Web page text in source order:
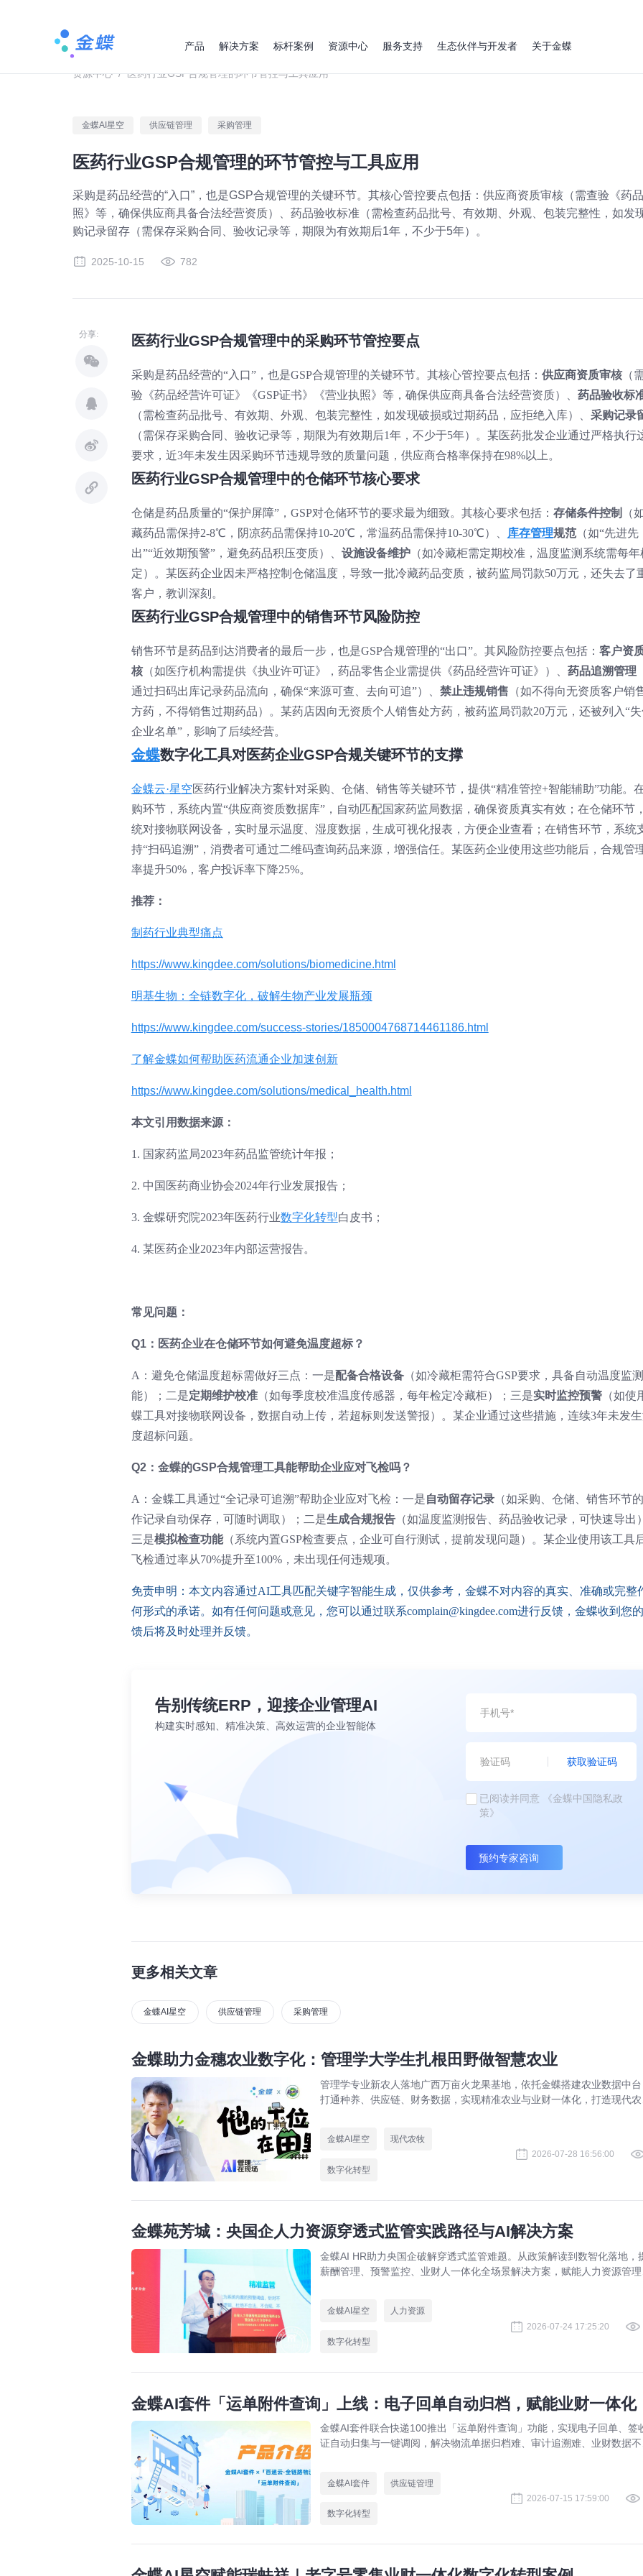
产品 解决方案 标杆案例 资源中心 服务支持 生态伙伴与开发者 关于金蝶
资源中心 / 医药行业GSP合规管理的环节管控与工具应用
金蝶AI星空 供应链管理 采购管理
医药行业GSP合规管理的环节管控与工具应用
采购是药品经营的“入口”，也是GSP合规管理的关键环节。其核心管控要点包括：供应商资质审核（需查验《药
照》等，确保供应商具备合法经营资质）、药品验收标准（需检查药品批号、有效期、外观、包装完整性，如发
购记录留存（需保存采购合同、验收记录等，期限为有效期后1年，不少于5年）。
2025-10-15 782
分享: 医药行业GSP合规管理中的采购环节管控要点
采购是药品经营的“入口”，也是GSP合规管理的关键环节。其核心管控要点包括： 供应商资质审核（
验《药品经营许可证》《GSP证书》《营业执照》等，确保供应商具备合法经营资质）、 药品验收标
（需检查药品批号、有效期、外观、包装完整性，如发现破损或过期药品，应拒绝入库）、 采购记录
（需保存采购合同、验收记录等，期限为有效期后1年，不少于5年）。某医药批发企业通过严格执行
要求，近3年未发生因采购环节违规导致的质量问题，供应商合格率保持在98%以上。
医药行业GSP合规管理中的仓储环节核心要求
仓储是药品质量的“保护屏障”，GSP对仓储环节的要求最为细致。其核心要求包括： 存储条件控制
（
藏药品需保持2-8℃，阴凉药品需保持10-20℃，常温药品需保持10-30℃）、
库存管理规范（如“先进先
出”“近效期预警”，避免药品积压变质）、 设施设备维护（如冷藏柜需定期校准，温度监测系统需每年
定）。某医药企业因未严格控制仓储温度，导致一批冷藏药品变质，被药监局罚款50万元，还失去了
客户，教训深刻。
医药行业GSP合规管理中的销售环节风险防控
销售环节是药品到达消费者的最后一步，也是GSP合规管理的“出口”。其风险防控要点包括： 客户资
核（如医疗机构需提供《执业许可证》，药品零售企业需提供《药品经营许可证》）、 药品追溯管理
通过扫码出库记录药品流向，确保“来源可查、去向可追”）、 禁止违规销售 （如不得向无资质客户销
方药，不得销售过期药品）。某药店因向无资质个人销售处方药，被药监局罚款20万元，还被列入“
企业名单”，影响了后续经营。
金蝶数字化工具对医药企业GSP合规关键环节的支撑
金蝶云·星空医药行业解决方案针对采购、仓储、销售等关键环节，提供“精准管控+智能辅助”功能。
购环节，系统内置“供应商资质数据库”，自动匹配国家药监局数据，确保资质真实有效；在仓储环节
统对接物联网设备，实时显示温度、湿度数据，生成可视化报表，方便企业查看；在销售环节，系统
持“扫码追溯”，消费者可通过二维码查询药品来源，增强信任。某医药企业使用这些功能后，合规管
率提升50%，客户投诉率下降25%。
推荐：
制药行业典型痛点
https://www.kingdee.com/solutions/biomedicine.html
明基生物：全链数字化，破解生物产业发展瓶颈
https://www.kingdee.com/success-stories/1850004768714461186.html
了解金蝶如何帮助医药流通企业加速创新
https://www.kingdee.com/solutions/medical_health.html
本文引用数据来源：
1. 国家药监局2023年药品监管统计年报；
2. 中国医药商业协会2024年行业发展报告；
3. 金蝶研究院2023年医药行业数字化转型白皮书；
4. 某医药企业2023年内部运营报告。
常见问题：
Q1：医药企业在仓储环节如何避免温度超标？
A：避免仓储温度超标需做好三点：一是配备合格设备（如冷藏柜需符合GSP要求，具备自动温度监
能）；二是定期维护校准（如每季度校准温度传感器，每年检定冷藏柜）；三是实时监控预警（如使
蝶工具对接物联网设备，数据自动上传，若超标则发送警报）。某企业通过这些措施，连续3年未发
度超标问题。
Q2：金蝶的GSP合规管理工具能帮助企业应对飞检吗？
A：金蝶工具通过“全记录可追溯”帮助企业应对飞检：一是自动留存记录（如采购、仓储、销售环节
作记录自动保存，可随时调取）；二是生成合规报告（如温度监测报告、药品验收记录，可快速导出
三是模拟检查功能（系统内置GSP检查要点，企业可自行测试，提前发现问题）。某企业使用该工具
飞检通过率从70%提升至100%，未出现任何违规项。
免责申明：本文内容通过AI工具匹配关键字智能生成，仅供参考，金蝶不对内容的真实、准确或完整
何形式的承诺。如有任何问题或意见，您可以通过联系complain@kingdee.com进行反馈，金蝶收到您
馈后将及时处理并反馈。
告别传统ERP，迎接企业管理AI
构建实时感知、精准决策、高效运营的企业智能体
获取验证码
已阅读并同意
《金蝶中国隐私政
策》
预约专家咨询
更多相关文章
金蝶AI星空 供应链管理 采购管理
金蝶助力金穗农业数字化：管理学大学生扎根田野做智慧农业
管理学专业新农人落地广西万亩火龙果基地，依托金蝶搭建农业数据中
打通种养、供应链、财务数据，实现精准农业与业财一体化，打造现代
金蝶AI星空 现代农牧
数字化转型
2026-07-28 16:56:00
金蝶苑芳城：央国企人力资源穿透式监管实践路径与AI解决方案
金蝶AI HR助力央国企破解穿透式监管难题。从政策解读到数智化落地，
薪酬管理、预警监控、业财人一体化全场景解决方案，赋能人力资源管
金蝶AI星空 人力资源
数字化转型
2026-07-24 17:25:20
金蝶AI套件「运单附件查询」上线：电子回单自动归档，赋能业财一体化
金蝶AI套件联合快递100推出「运单附件查询」功能，实现电子回单、签
证自动归集与一键调阅，解决物流单据归档难、审计追溯难、业财数据
金蝶AI套件 供应链管理
数字化转型
2026-07-15 17:59:00